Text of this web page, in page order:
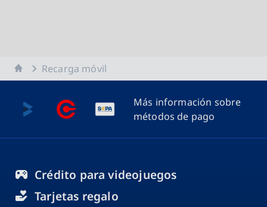
Inicio Recarga móvil
Más información sobre
métodos de pago
Crédito para videojuegos
Tarjetas regalo